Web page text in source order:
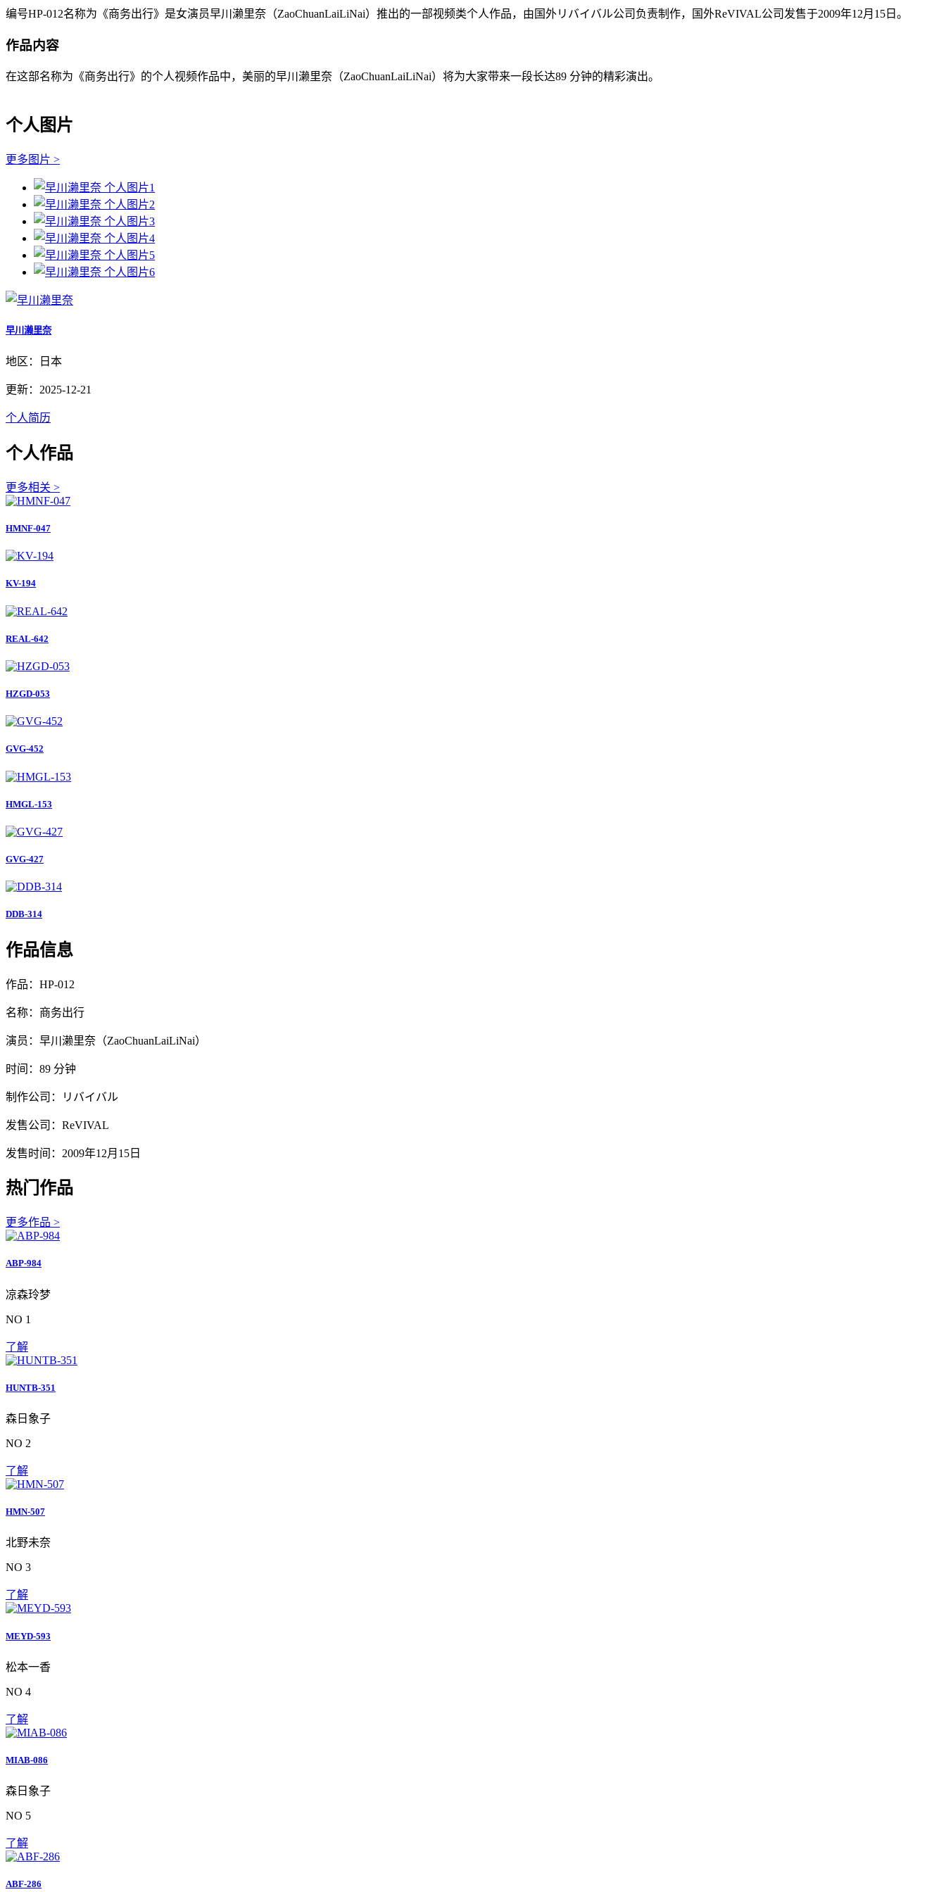
编号HP-012名称为《商务出行》是女演员早川濑里奈（ZaoChuanLaiLiNai）推出的一部视频类个人作品，由国外リバイバル公司负责制作，国外ReVIVAL公司发售于2009年12月15日。
作品内容
在这部名称为《商务出行》的个人视频作品中，美丽的早川濑里奈（ZaoChuanLaiLiNai）将为大家带来一段长达89 分钟的精彩演出。
个人图片
更多图片 >
早川濑里奈
地区：日本
更新：2025-12-21
个人简历
个人作品
更多相关 >
HMNF-047
KV-194
REAL-642
HZGD-053
GVG-452
HMGL-153
GVG-427
DDB-314
作品信息
作品：HP-012
名称：商务出行
演员：早川濑里奈（ZaoChuanLaiLiNai）
时间：89 分钟
制作公司：リバイバル
发售公司：ReVIVAL
发售时间：2009年12月15日
热门作品
更多作品 >
ABP-984
凉森玲梦
NO 1
了解
HUNTB-351
森日象子
NO 2
了解
HMN-507
北野未奈
NO 3
了解
MEYD-593
松本一香
NO 4
了解
MIAB-086
森日象子
NO 5
了解
ABF-286